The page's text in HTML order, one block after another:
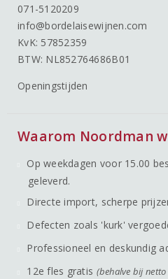
071-5120209
info@bordelaisewijnen.com
KvK: 57852359
BTW: NL852764686B01
Openingstijden
Waarom Noordman
Op weekdagen voor 15.00
geleverd.
Directe import, scherpe
Defecten zoals 'kurk'
Professioneel en deskundig
12e fles gratis (behalve bij